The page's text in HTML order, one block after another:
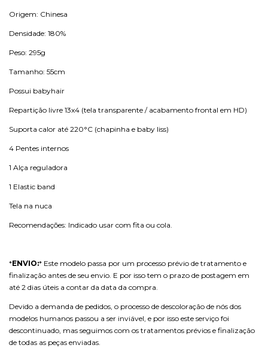
Origem: Chinesa
Densidade: 180%
Peso: 295g
Tamanho: 55cm
Possui babyhair
Repartição livre 13x4 (tela transparente / acabamento frontal em HD)
Suporta calor até 220°C (chapinha e baby liss)
4 Pentes internos
1 Alça reguladora
1 Elastic band
Tela na nuca
Recomendações: Indicado usar com fita ou cola.
*ENVIO:* Este modelo passa por um processo prévio de tratamento e
finalização antes de seu envio. E por isso tem o prazo de postagem em
até 2 dias úteis a contar da data da compra.
Devido a demanda de pedidos, o processo de descoloração de nós dos
modelos humanos passou a ser inviável, e por isso este serviço foi
descontinuado, mas seguimos com os tratamentos prévios e finalização
de todas as peças enviadas.